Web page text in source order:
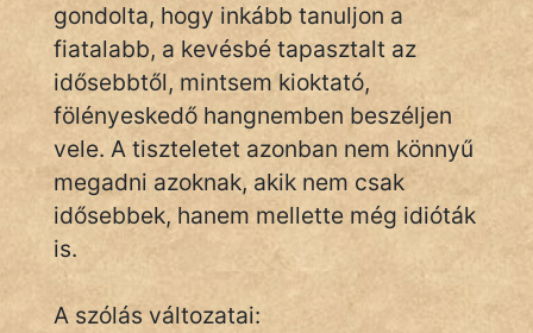
SZÓLÁS
És
KÖZMONDÁS
PSZICHO
ZENE
FILM
ÉLETMÓD
gondolta, hogy inkább tanuljon a
fiatalabb, a kevésbé tapasztalt az
idősebbtől, mintsem kioktató,
fölényeskedő hangnemben beszéljen
vele. A tiszteletet azonban nem könnyű
megadni azoknak, akik nem csak
idősebbek, hanem mellette még idióták
is.
A szólás változatai: